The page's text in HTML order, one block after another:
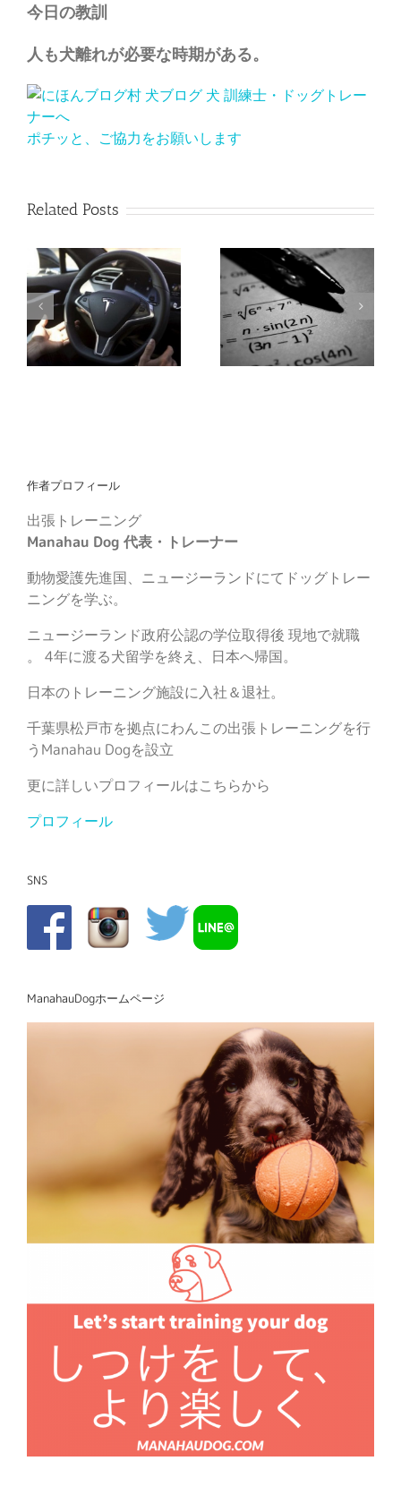
今日の教訓
人も犬離れが必要な時期がある。
ポチッと、ご協力をお願いします
Related Posts
作者プロフィール
出張トレーニング
Manahau Dog 代表・トレーナー
動物愛護先進国、ニュージーランドにてドッグトレー
ニングを学ぶ。
ニュージーランド政府公認の学位取得後 現地で就職
。 4年に渡る犬留学を終え、日本へ帰国。
日本のトレーニング施設に入社＆退社。
千葉県松戸市を拠点にわんこの出張トレーニングを行
うManahau Dogを設立
更に詳しいプロフィールはこちらから
プロフィール
SNS
ManahauDogホームページ